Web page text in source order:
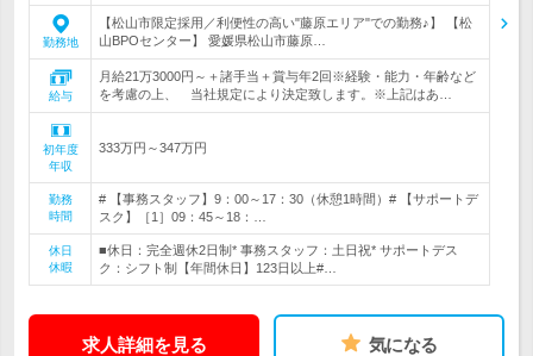
勤務地
【松山市限定採用／利便性の高い"藤原エリア"での勤務♪】 【松
山BPOセンター】 愛媛県松山市藤原…
給与
月給21万3000円～＋諸手当＋賞与年2回※経験・能力・年齢など
を考慮の上、 当社規定により決定致します。※上記はあ…
初年度
年収
333万円～347万円
勤務
時間
# 【事務スタッフ】9：00～17：30（休憩1時間）# 【サポートデ
スク】［1］09：45～18：…
休日
休暇
■休日：完全週休2日制* 事務スタッフ：土日祝* サポートデス
ク：シフト制【年間休日】123日以上#…
求人詳細を見る 気になる